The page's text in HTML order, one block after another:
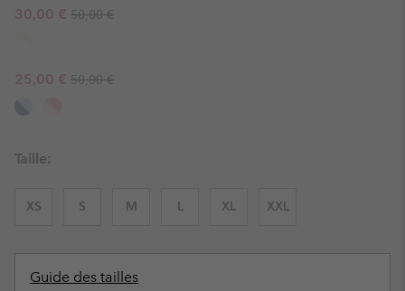
Sale price:
30,00 € Regular price:
50,00 €
Sale price:
25,00 € Regular price:
50,00 €
Taille:
XS S M L XL XXL
Guide des tailles